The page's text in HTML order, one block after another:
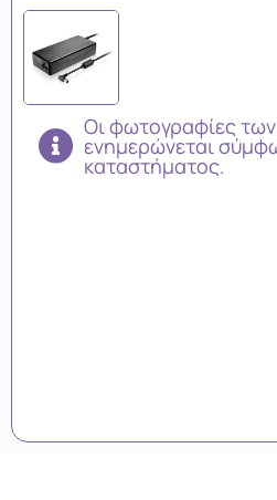
Οι φωτογραφίες των
ενημερώνεται
καταστήματος.